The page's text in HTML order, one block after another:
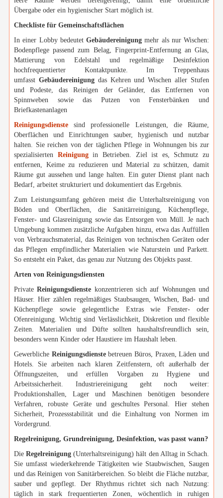
Übergabe oder ein hygienischer Start möglich ist.
Checkliste für Gemeinschaftsflächen
In einer Lobby bedeutet Gebäudereinigung mehr als nur Wischen:
Bodenpflege passend zum Belag, Fingerprint-Entfernung an Glas,
Mattierung von Edelstahl und regelmäßige Desinfektion
hochfrequentierter Kontaktpunkte. Im Treppenhaus
umfasst Gebäudereinigungdas Kehren und Wischen aller Stufen
und Podeste, das Reinigen der Geländer, das Entfernen von
Spinnweben sowie das Putzen von Fensterbänken und
Briefkastenanlagen
Reinigungsdienste sind professionelle Leistungen, die Räume,
Oberflächen und Einrichtungen sauber, hygienisch und nutzbar
halten. Sie reichen von der täglichen Pflege in Wohnungen bis zur
spezialisierten Reinigungin Betrieben. Ziel ist es, Schmutz zu
entfernen, Keime zu reduzieren und Material zu schützen, damit
Räume gut aussehen und lange halten. Ein guter Dienst plant nach
Bedarf, arbeitet strukturiert und dokumentiert das Ergebnis.
Zum Leistungsumfang gehören meist die Unterhaltsreinigung von
Böden und Oberflächen, die Sanitärreinigung, Küchenpflege,
Fenster- und Glasreinigung sowie das Entsorgen von Müll. Je nach
Umgebung kommen zusätzliche Aufgaben hinzu, etwa das Auffüllen
von Verbrauchsmaterial, das Reinigen von technischen Geräten oder
das Pflegen empfindlicher Materialien wie Naturstein und Parkett.
So entsteht ein Paket, das genau zur Nutzung des Objekts passt.
Arten von Reinigungsdiensten
PrivateReinigungsdienste konzentrieren sich auf Wohnungen und
Häuser. Hier zählen regelmäßiges Staubsaugen, Wischen, Bad- und
Küchenpflege sowie gelegentliche Extras wie Fenster- oder
Ofenreinigung. Wichtig sind Verlässlichkeit, Diskretion und flexible
Zeiten. Materialien und Düfte sollten haushaltsfreundlich sein,
besonders wenn Kinder oder Haustiere im Haushalt leben.
Gewerbliche Reinigungsdienstebetreuen Büros, Praxen, Läden und
Hotels. Sie arbeiten nach klaren Zeitfenstern, oft außerhalb der
Öffnungszeiten, und erfüllen Vorgaben zu Hygiene und
Arbeitssicherheit. Industriereinigung geht noch weiter:
Produktionshallen, Lager und Maschinen benötigen besondere
Verfahren, robuste Geräte und geschultes Personal. Hier stehen
Sicherheit, Prozessstabilität und die Einhaltung von Normen im
Vordergrund.
Regelreinigung, Grundreinigung, Desinfektion, was passt wann?
DieRegelreinigung (Unterhaltsreinigung) hält den Alltag in Schach.
Sie umfasst wiederkehrende Tätigkeiten wie Staubwischen, Saugen
und das Reinigen von Sanitärbereichen. So bleibt die Fläche nutzbar,
sauber und gepflegt. Der Rhythmus richtet sich nach Nutzung:
täglich in stark frequentierten Zonen, wöchentlich in ruhigen